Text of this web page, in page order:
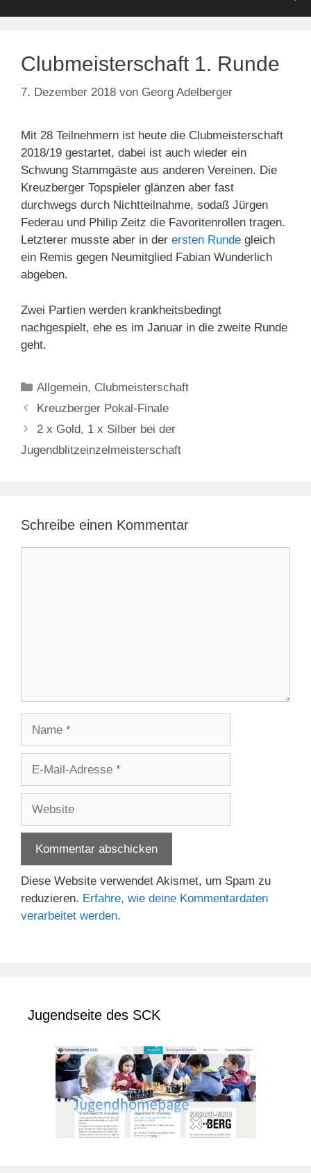
Clubmeisterschaft 1. Runde
7. Dezember 2018 von Georg Adelberger
Mit 28 Teilnehmern ist heute die Clubmeisterschaft
2018/19 gestartet, dabei ist auch wieder ein
Schwung Stammgäste aus anderen Vereinen. Die
Kreuzberger Topspieler glänzen aber fast
durchwegs durch Nichtteilnahme, sodaß Jürgen
Federau und Philip Zeitz die Favoritenrollen tragen.
Letzterer musste aber in der ersten Runde gleich
ein Remis gegen Neumitglied Fabian Wunderlich
abgeben.
Zwei Partien werden krankheitsbedingt
nachgespielt, ehe es im Januar in die zweite Runde
geht.
Kategorien
Allgemein, Clubmeisterschaft
Kreuzberger Pokal-Finale
2 x Gold, 1 x Silber bei der
Jugendblitzeinzelmeisterschaft
Schreibe einen Kommentar
Adresse
Diese Website verwendet Akismet, um Spam zu
reduzieren. Erfahre, wie deine Kommentardaten
verarbeitet werden.
Jugendseite des SCK